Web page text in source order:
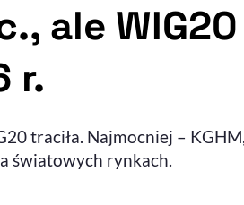
ale
r.
traciła. Najmocniej –
światowych rynkach.